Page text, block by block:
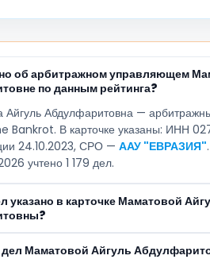
об арбитражном управляющем
по данным рейтинга?
Айгуль Абдулфаритовна —
Bankrot. В карточке указаны: ИНН
24.10.2023, СРО — ААУ "ЕВРАЗИЯ"
учтено 1 179 дел.
указано в карточке Маматовой
дел Маматовой Айгуль